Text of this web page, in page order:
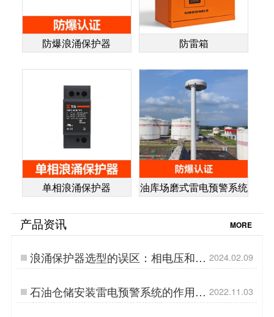
防爆浪涌保护器 防雷箱
单相浪涌保护器 油库场磨式雷电预警系统
产品资讯 MORE
浪涌保护器选型的误区：相电压和线
电压-易造防雷…
2024.02.09
石油仓储安装雷电预警系统的作用--
易造防雷…
2022.11.03